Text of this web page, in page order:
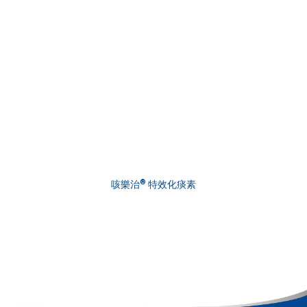
咳樂治® 特效化痰素